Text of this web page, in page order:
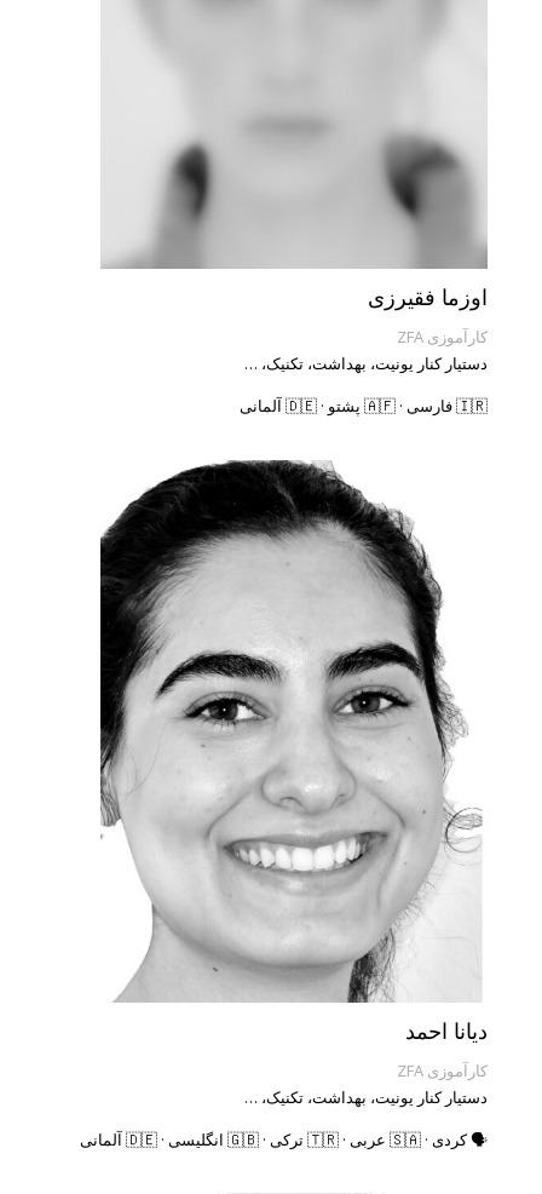
اوزما فقیرزی
کارآموزی ZFA
دستیار کنار یونیت، بهداشت، تکنیک، …
🇮🇷 فارسی · 🇦🇫 پشتو · 🇩🇪 آلمانی
دیانا احمد
کارآموزی ZFA
دستیار کنار یونیت، بهداشت، تکنیک، …
🗣️ کردی · 🇸🇦 عربی · 🇹🇷 ترکی · 🇬🇧 انگلیسی · 🇩🇪 آلمانی